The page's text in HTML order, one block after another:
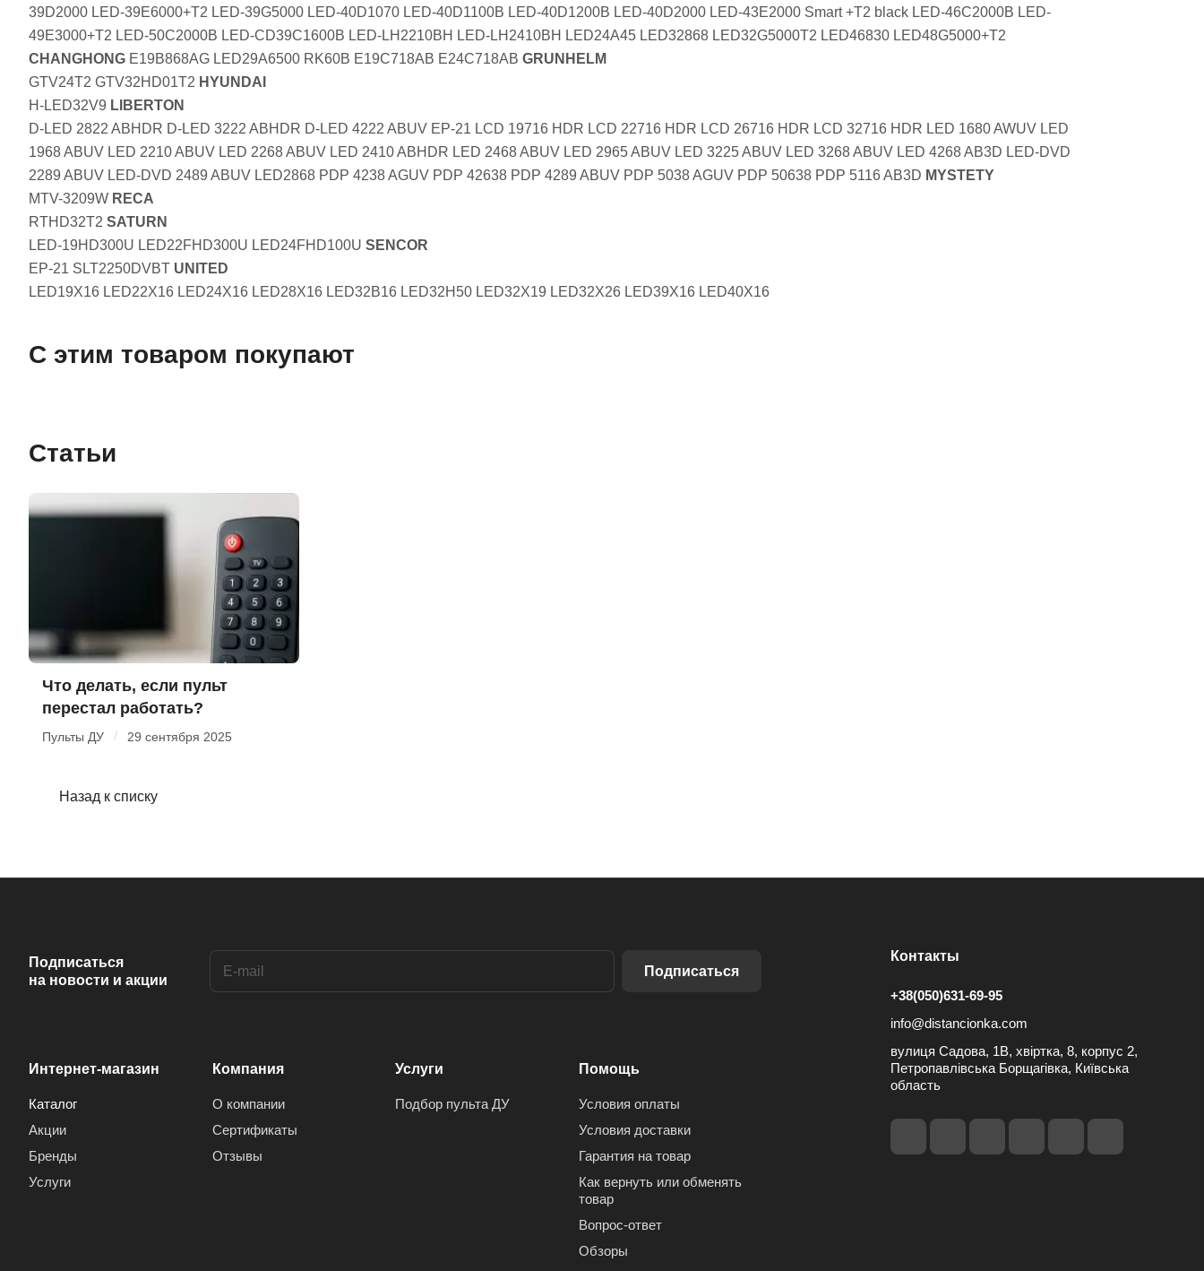
39D2000 LED-39E6000+T2 LED-39G5000 LED-40D1070 LED-40D1100B LED-40D1200B LED-40D2000 LED-43E2000 Smart +T2 black LED-46C2000B LED-
49E3000+T2 LED-50C2000B LED-CD39C1600B LED-LH2210BH LED-LH2410BH LED24A45 LED32868 LED32G5000T2 LED46830 LED48G5000+T2
CHANGHONG E19B868AG LED29A6500 RK60B Е19С718АВ Е24С718АВ GRUNHELM
GTV24T2 GTV32HD01T2 HYUNDAI
H-LED32V9 LIBERTON
D-LED 2822 ABHDR D-LED 3222 ABHDR D-LED 4222 ABUV EP-21 LCD 19716 HDR LCD 22716 HDR LCD 26716 HDR LCD 32716 HDR LED 1680 AWUV LED
1968 ABUV LED 2210 ABUV LED 2268 ABUV LED 2410 ABHDR LED 2468 ABUV LED 2965 ABUV LED 3225 ABUV LED 3268 ABUV LED 4268 AB3D LED-DVD
2289 ABUV LED-DVD 2489 ABUV LED2868 PDP 4238 AGUV PDP 42638 PDP 4289 ABUV PDP 5038 AGUV PDP 50638 PDP 5116 AB3D MYSTETY
MTV-3209W RECA
RTHD32T2 SATURN
LED-19HD300U LED22FHD300U LED24FHD100U SENCOR
EP-21 SLT2250DVBT UNITED
LED19X16 LED22X16 LED24X16 LED28X16 LED32B16 LED32H50 LED32X19 LED32X26 LED39X16 LED40X16
С этим товаром покупают
Статьи
Что делать, если пульт
перестал работать?
Пульты ДУ / 29 сентября 2025
Назад к списку
Подписаться
на новости и акции
Подписаться
Интернет-магазин
Каталог
Акции
Бренды
Услуги
Компания
О компании
Сертификаты
Отзывы
Услуги
Подбор пульта ДУ
Помощь
Условия оплаты
Условия доставки
Гарантия на товар
Как вернуть или обменять
товар
Вопрос-ответ
Обзоры
Контакты
+38(050)631-69-95
info@distancionka.com
вулиця Садова, 1В, хвіртка, 8, корпус 2,
Петропавлівська Борщагівка, Київська
область